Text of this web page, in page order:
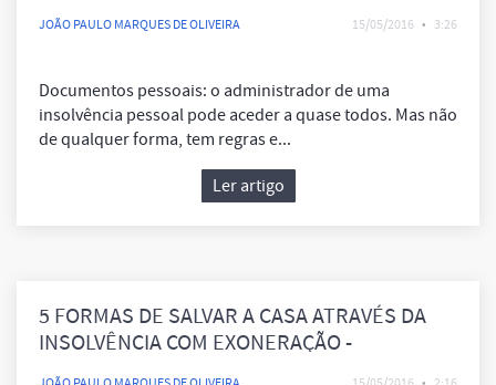
JOÃO PAULO MARQUES DE OLIVEIRA 15/05/2016 • 3:26
Documentos pessoais: o administrador de uma
insolvência pessoal pode aceder a quase todos. Mas não
de qualquer forma, tem regras e...
Ler artigo
5 FORMAS DE SALVAR A CASA ATRAVÉS DA
INSOLVÊNCIA COM EXONERAÇÃO -
RASCUNHO!